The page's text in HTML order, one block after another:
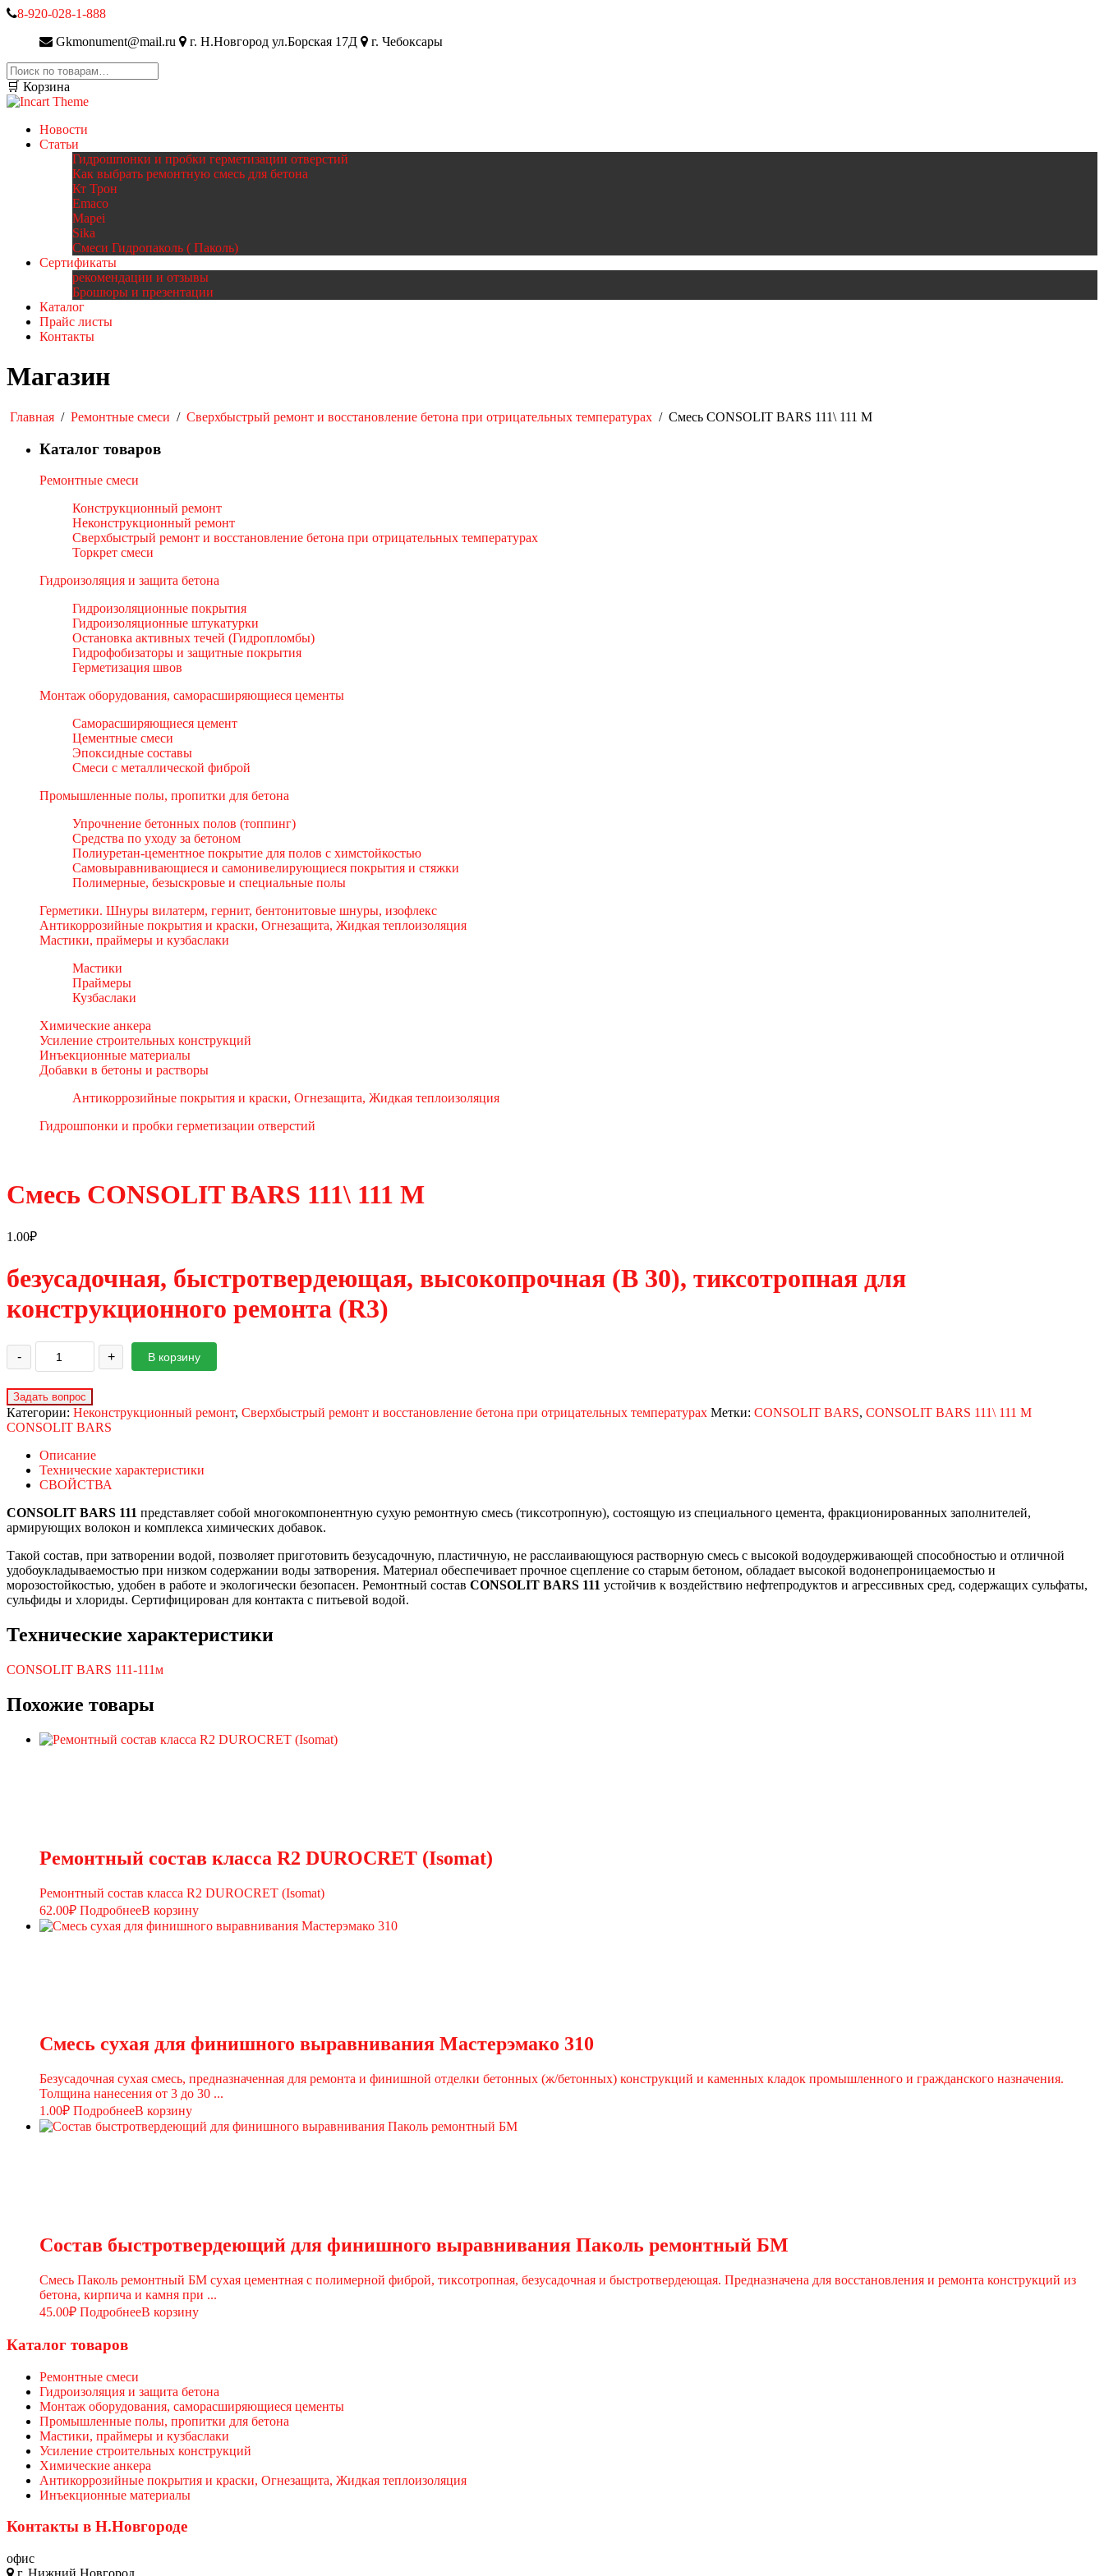
8-920-028-1-888
Gkmonument@mail.ru
г. Н.Новгород ул.Борская 17Д
г. Чебоксары
Искать:
🛒 Корзина
Новости
Статьи
Гидрошпонки и пробки герметизации отверстий
Как выбрать ремонтную смесь для бетона
Кт Трон
Emaco
Mapei
Sika
Смеси Гидропаколь ( Паколь)
Сертификаты
рекомендации и отзывы
Брошюры и презентации
Каталог
Прайс листы
Контакты
Магазин
Главная / Ремонтные смеси / Сверхбыстрый ремонт и восстановление бетона при отрицательных температурах / Смесь CONSOLIT BARS 111\ 111 М
Каталог товаров
Ремонтные смеси
Конструкционный ремонт
Неконструкционный ремонт
Сверхбыстрый ремонт и восстановление бетона при отрицательных температурах
Торкрет смеси
Гидроизоляция и защита бетона
Гидроизоляционные покрытия
Гидроизоляционные штукатурки
Остановка активных течей (Гидропломбы)
Гидрофобизаторы и защитные покрытия
Герметизация швов
Монтаж оборудования, саморасширяющиеся цементы
Саморасширяющиеся цемент
Цементные смеси
Эпоксидные составы
Смеси с металлической фиброй
Промышленные полы, пропитки для бетона
Упрочнение бетонных полов (топпинг)
Средства по уходу за бетоном
Полиуретан-цементное покрытие для полов с химстойкостью
Самовыравнивающиеся и самонивелирующиеся покрытия и стяжки
Полимерные, безыскровые и специальные полы
Герметики. Шнуры вилатерм, гернит, бентонитовые шнуры, изофлекс
Антикоррозийные покрытия и краски, Огнезащита, Жидкая теплоизоляция
Мастики, праймеры и кузбаслаки
Мастики
Праймеры
Кузбаслаки
Химические анкера
Усиление строительных конструкций
Инъекционные материалы
Добавки в бетоны и растворы
Антикоррозийные покрытия и краски, Огнезащита, Жидкая теплоизоляция
Гидрошпонки и пробки герметизации отверстий
Смесь CONSOLIT BARS 111\ 111 М
1.00₽
безусадочная, быстротвердеющая, высокопрочная (В 30), тиксотропная для
конструкционного ремонта (R3)
- + В корзину
Категории: Неконструкционный ремонт, Сверхбыстрый ремонт и восстановление бетона при отрицательных температурах Метки: CONSOLIT BARS, CONSOLIT BARS 111\ 111 М
CONSOLIT BARS
Описание
Технические характеристики
СВОЙСТВА
CONSOLIT BARS 111 представляет собой многокомпонентную сухую ремонтную смесь (тиксотропную), состоящую из специального цемента, фракционированных заполнителей,
армирующих волокон и комплекса химических добавок.
Такой состав, при затворении водой, позволяет приготовить безусадочную, пластичную, не расслаивающуюся растворную смесь с высокой водоудерживающей способностью и отличной
удобоукладываемостью при низком содержании воды затворения. Материал обеспечивает прочное сцепление со старым бетоном, обладает высокой водонепроницаемостью и
морозостойкостью, удобен в работе и экологически безопасен. Ремонтный состав CONSOLIT BARS 111 устойчив к воздействию нефтепродуктов и агрессивных сред, содержащих сульфаты,
сульфиды и хлориды. Сертифицирован для контакта с питьевой водой.
Технические характеристики
CONSOLIT BARS 111-111м
Похожие товары
Ремонтный состав класса R2 DUROCRET (Isomat)
Ремонтный состав класса R2 DUROCRET (Isomat)
62.00₽ ПодробнееВ корзину
Смесь сухая для финишного выравнивания Мастерэмако 310
Безусадочная сухая смесь, предназначенная для ремонта и финишной отделки бетонных (ж/бетонных) конструкций и каменных кладок промышленного и гражданского назначения.
Толщина нанесения от 3 до 30 ...
1.00₽ ПодробнееВ корзину
Состав быстротвердеющий для финишного выравнивания Паколь ремонтный БМ
Смесь Паколь ремонтный БМ сухая цементная с полимерной фиброй, тиксотропная, безусадочная и быстротвердеющая. Предназначена для восстановления и ремонта конструкций из
бетона, кирпича и камня при ...
45.00₽ ПодробнееВ корзину
Каталог товаров
Ремонтные смеси
Гидроизоляция и защита бетона
Монтаж оборудования, саморасширяющиеся цементы
Промышленные полы, пропитки для бетона
Мастики, праймеры и кузбаслаки
Усиление строительных конструкций
Химические анкера
Антикоррозийные покрытия и краски, Огнезащита, Жидкая теплоизоляция
Инъекционные материалы
Контакты в Н.Новгороде
офис
г. Нижний Новгород